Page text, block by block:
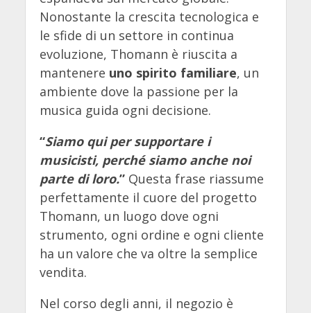
Nonostante la crescita tecnologica e
le sfide di un settore in continua
evoluzione, Thomann è riuscita a
mantenere uno spirito familiare, un
ambiente dove la passione per la
musica guida ogni decisione.
“Siamo qui per supportare i
musicisti, perché siamo anche noi
parte di loro.”Questa frase riassume
perfettamente il cuore del progetto
Thomann, un luogo dove ogni
strumento, ogni ordine e ogni cliente
ha un valore che va oltre la semplice
vendita.
Nel corso degli anni, il negozio è